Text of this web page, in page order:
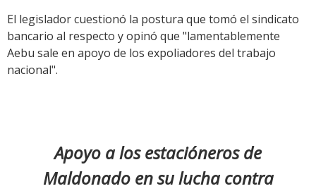
El legislador cuestionó la postura que tomó el sindicato
bancario al respecto y opinó que "lamentablemente
Aebu sale en apoyo de los expoliadores del trabajo
nacional".
Apoyo a los estacióneros de
Maldonado en su lucha contra